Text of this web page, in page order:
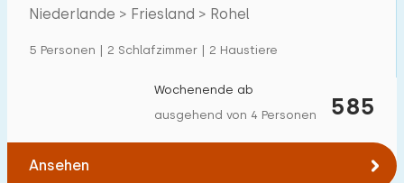
Zum Meer(max. km):
10 20
1 2
Tjeukemeer
Niederlande > Friesland > Rohel
5 Personen | 2 Schlafzimmer | 2 Haustiere
585
Wochenende ab
ausgehend von 4 Personen
Ansehen